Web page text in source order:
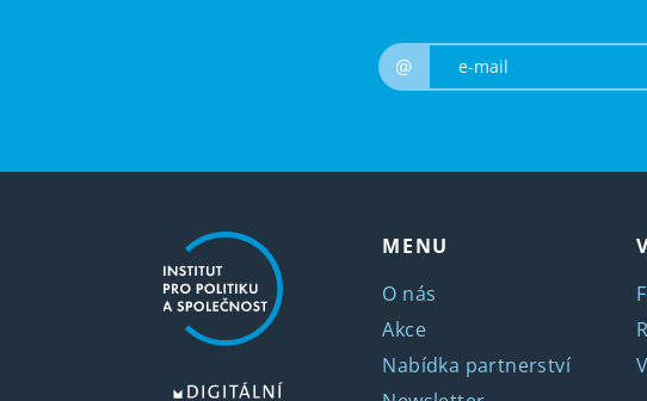
@
MENU
O nás
Akce
Nabídka partnerství